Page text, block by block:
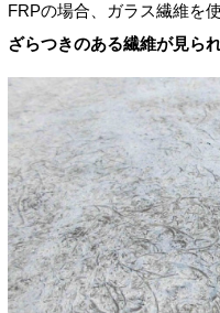
FRPの場合、ガラス繊維を
ざらつきのある繊維が見られ